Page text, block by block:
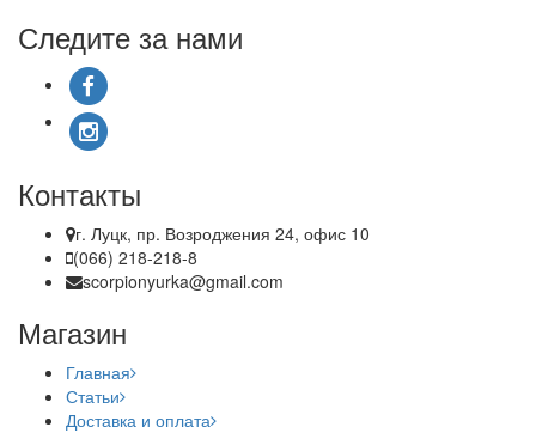
Следите за нами
Контакты
г. Луцк, пр. Возроджения 24, офис 10
(066) 218-218-8
scorpionyurka@gmail.com
Магазин
Главная
Статьи
Доставка и оплата